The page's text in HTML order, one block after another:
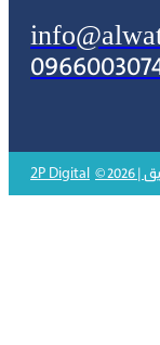
2P Digital